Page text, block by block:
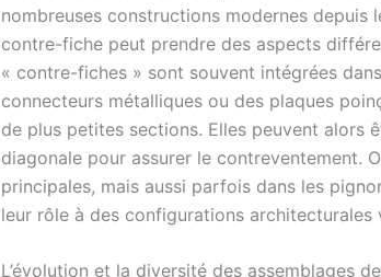
nombreuses constructions modernes depuis
contre-fiche peut prendre des aspects
« contre-fiches » sont souvent intégrées
connecteurs métalliques ou des plaques
de plus petites sections. Elles peuvent alors
diagonale pour assurer le contreventement.
principales, mais aussi parfois dans les
leur rôle à des configurations architecturales
L’évolution et la diversité des assemblages